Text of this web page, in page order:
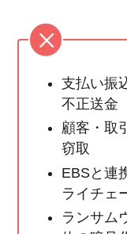
支払い振
不正送金
顧客・取
窃取
EBSと連
ライチェ
ランサム